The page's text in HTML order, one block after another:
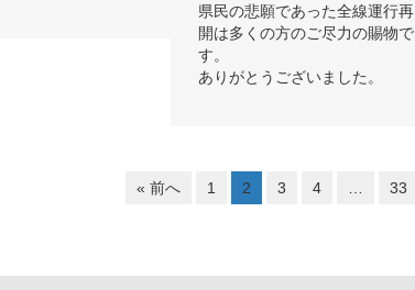
県民の悲願であった全線運行再
開は多くの方のご尽力の賜物で
す。
ありがとうございました。
« 前へ 1 2 3 4 33